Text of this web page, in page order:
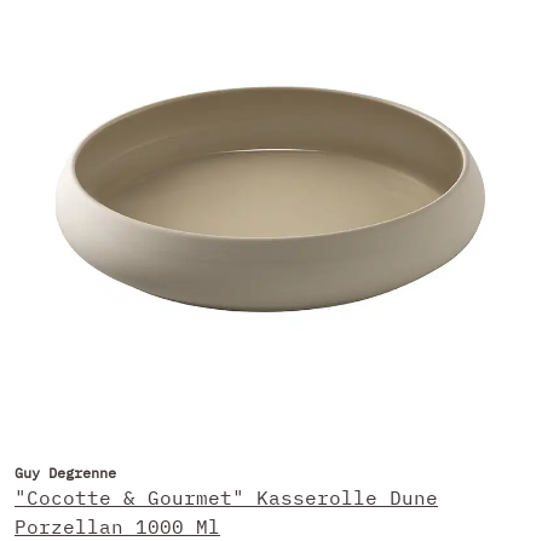
Guy Degrenne
"Cocotte & Gourmet" Kasserolle Dune
Porzellan 1000 Ml